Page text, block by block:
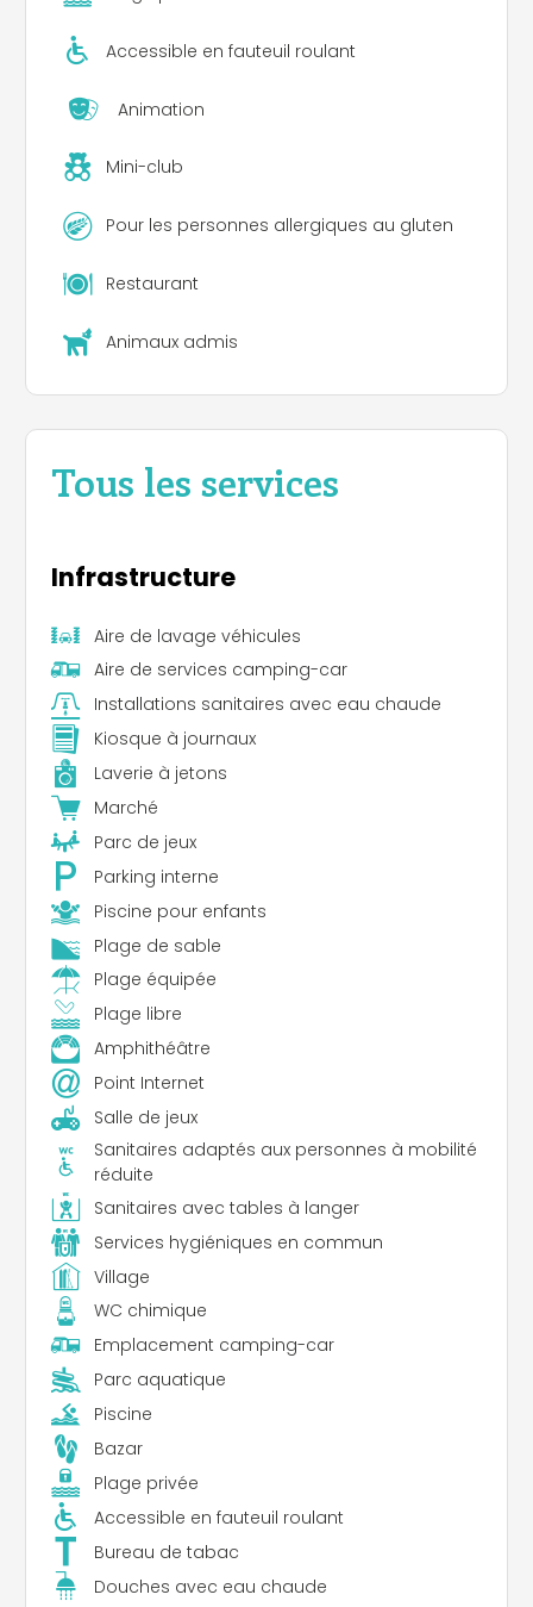
Accessible en fauteuil roulant
Animation
Mini-club
Pour les personnes allergiques au gluten
Restaurant
Animaux admis
Tous les services
Infrastructure
Aire de lavage véhicules
Aire de services camping-car
Installations sanitaires avec eau chaude
Kiosque à journaux
Laverie à jetons
Marché
Parc de jeux
Parking interne
Piscine pour enfants
Plage de sable
Plage équipée
Plage libre
Amphithéâtre
Point Internet
Salle de jeux
Sanitaires adaptés aux personnes à mobilité
réduite
Sanitaires avec tables à langer
Services hygiéniques en commun
Village
WC chimique
Emplacement camping-car
Parc aquatique
Piscine
Bazar
Plage privée
Accessible en fauteuil roulant
Bureau de tabac
Douches avec eau chaude